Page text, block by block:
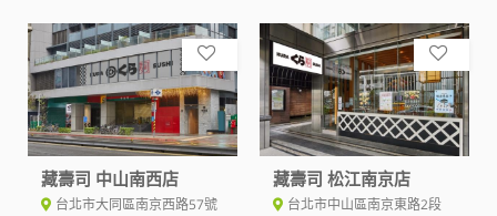
藏壽司 中山南西店
台北市大同區南京西路57號
藏壽司 松江南京店
台北市中山區南京東路2段